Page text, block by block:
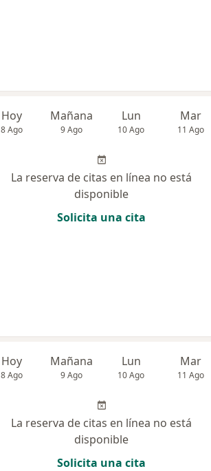
Hoy
8 Ago
Mañana
9 Ago
Lun
10 Ago
Mar
11 Ago
La reserva de citas en línea no está
disponible
Solicita una cita
Hoy
8 Ago
Mañana
9 Ago
Lun
10 Ago
Mar
11 Ago
La reserva de citas en línea no está
disponible
Solicita una cita